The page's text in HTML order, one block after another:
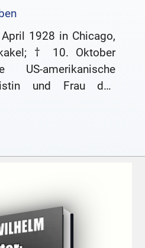
1928 in Chicago,
† 10. Oktober
amerikanische
und Frau des
Robert F.